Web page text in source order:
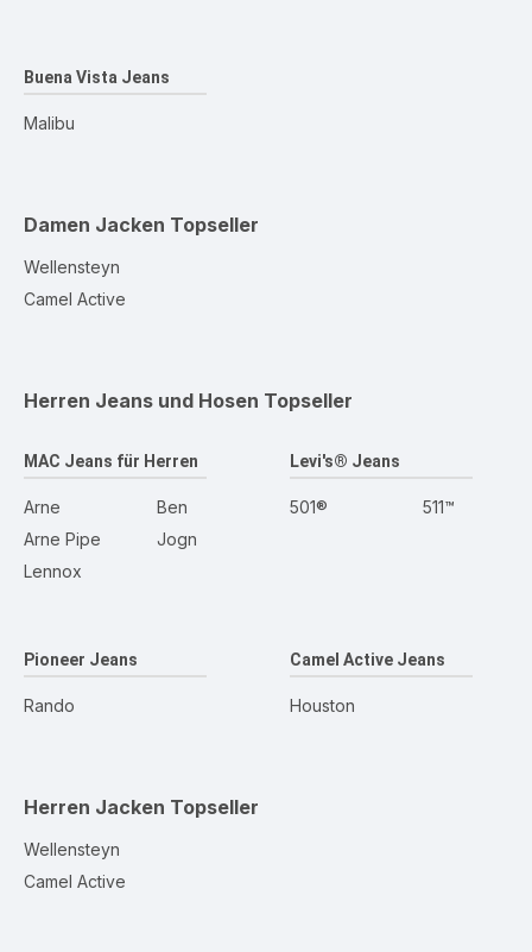
Buena Vista Jeans
Malibu
Damen Jacken Topseller
Wellensteyn
Camel Active
Herren Jeans und Hosen Topseller
MAC Jeans für Herren
Arne
Arne Pipe
Lennox
Ben
Jogn
Levi's® Jeans
501® 511™
Pioneer Jeans
Rando
Camel Active Jeans
Houston
Herren Jacken Topseller
Wellensteyn
Camel Active